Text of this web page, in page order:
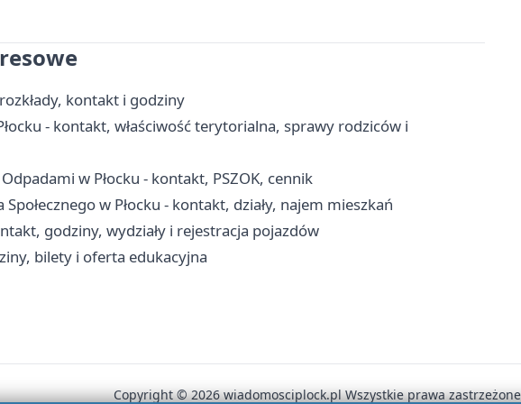
kontakt i godziny
- kontakt, właściwość terytorialna, sprawy rodziców i
w Płocku - kontakt, PSZOK, cennik
w Płocku - kontakt, działy, najem mieszkań
godziny, wydziały i rejestracja pojazdów
bilety i oferta edukacyjna
Copyright © 2026 wiadomosciplock.pl Wszystkie prawa